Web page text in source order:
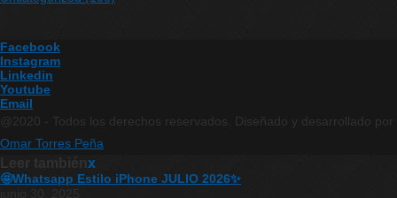
Facebook
Instagram
Linkedin
Youtube
Email
@2020 - Todos los derechos reservados. Diseñado y desarrollado por
Omar Torres Peña
Leer también x
🤩Whatsapp Estilo iPhone JULIO 2026✨